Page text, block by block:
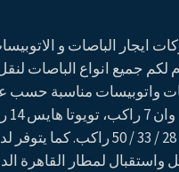
ايجار الباصات و
جميع انواع الباصات لنقل
واتوبيسات مناسبة حسب عدد
راكب، باصات 28 / 33 / 50 راكب.
واستقبال لمطار القاهرة